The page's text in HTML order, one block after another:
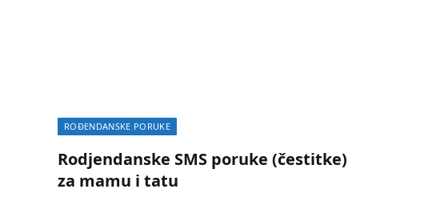
ROĐENDANSKE PORUKE
Rodjendanske SMS poruke (čestitke)
za mamu i tatu